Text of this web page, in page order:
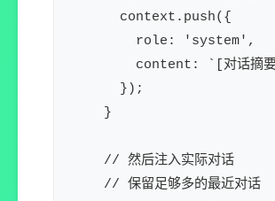
      context.push({
        role: 'system',
content: `[对话摘
      });
    }
    // 然后注入实际对话
    // 保留足够多的最近对话